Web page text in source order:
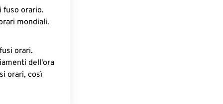
fuso orario.
mondiali.
orari.
dell'ora
orari, così